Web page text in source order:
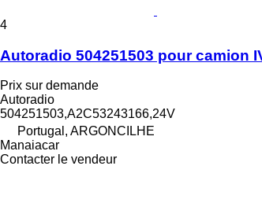
4
Autoradio 504251503 pour camion
Prix sur demande
Autoradio
504251503,A2C53243166,24V
Portugal, ARGONCILHE
Manaiacar
Contacter le vendeur